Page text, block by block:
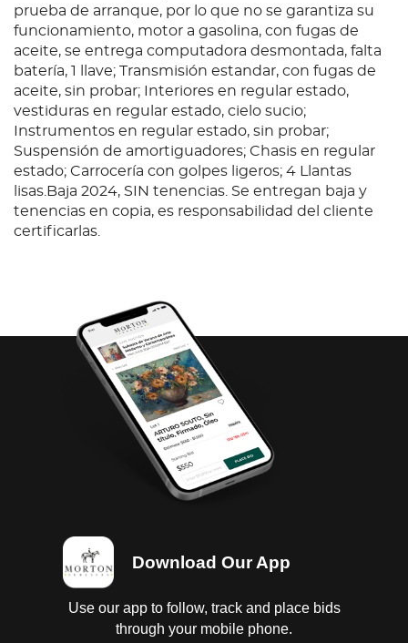
prueba de arranque, por lo que no se garantiza su
funcionamiento, motor a gasolina, con fugas de
aceite, se entrega computadora desmontada, falta
batería, 1 llave; Transmisión estandar, con fugas de
aceite, sin probar; Interiores en regular estado,
vestiduras en regular estado, cielo sucio;
Instrumentos en regular estado, sin probar;
Suspensión de amortiguadores; Chasis en regular
estado; Carrocería con golpes ligeros; 4 Llantas
lisas.Baja 2024, SIN tenencias. Se entregan baja y
tenencias en copia, es responsabilidad del cliente
certificarlas.
Ubicación: León, Gto.; Observaciones: Unidad sin
prueba de arranque, por lo que no se garantiza su
funcionamiento, motor a gasolina, con fugas de
aceite, se entrega computadora desmontada, falta
batería, 1 llave; Transmisión estandar, con fugas de
aceite, sin probar; Interiores en regular estado,
vestiduras en regular estado, cielo sucio;
Instrumentos en regular estado, sin probar;
Suspensión de amortiguadores; Chasis en regular
estado; Carrocería con golpes ligeros; 4 Llantas
lisas.Baja 2024, SIN tenencias. Se entregan baja y
certificarlas.
Download Our App
Use our app to follow, track and place bids
through your mobile phone.